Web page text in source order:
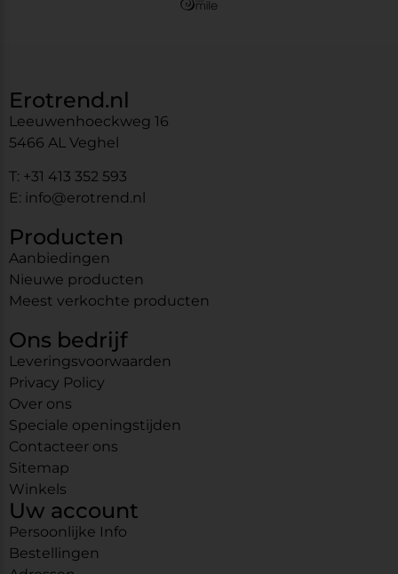
Erotrend.nl
Leeuwenhoeckweg 16
5466 AL Veghel
T: +31 413 352 593
E: info@erotrend.nl
Producten
Aanbiedingen
Nieuwe producten
Meest verkochte producten
Ons bedrijf
Leveringsvoorwaarden
Privacy Policy
Over ons
Speciale openingstijden
Contacteer ons
Sitemap
Winkels
Uw account
Persoonlijke Info
Bestellingen